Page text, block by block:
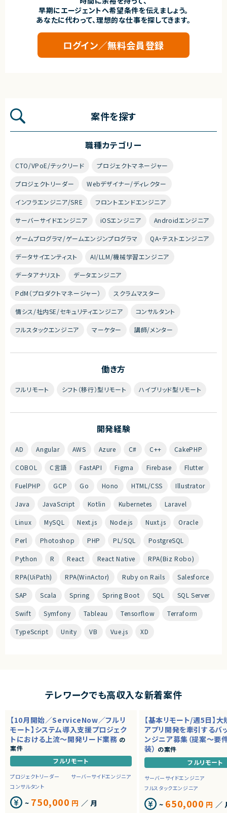
早期にエージェントへ希望条件を伝えましょう。
あなたに代わって、理想的な仕事を探してきます。
ログイン／無料会員登録
案件を探す
職種カテゴリー
CTO/VPoE/テックリード プロジェクトマネージャー
プロジェクトリーダー Webデザイナー/ディレクター
インフラエンジニア/SRE フロントエンドエンジニア
サーバーサイドエンジニア iOSエンジニア Androidエンジニア
ゲームプログラマ/ゲームエンジンプログラマ QA・テストエンジニア
データサイエンティスト AI/LLM/機械学習エンジニア
データアナリスト データエンジニア
PdM（プロダクトマネージャー） スクラムマスター
情シス/社内SE/セキュリティエンジニア コンサルタント
フルスタックエンジニア マーケター 講師/メンター
働き方
フルリモート シフト（移行）型リモート ハイブリッド型リモート
開発経験
AD Angular AWS Azure C# C++ CakePHP
COBOL C言語 FastAPI Figma Firebase Flutter
FuelPHP GCP Go Hono HTML/CSS Illustrator
Java JavaScript Kotlin Kubernetes Laravel
Linux MySQL Next.js Node.js Nuxt.js Oracle
Perl Photoshop PHP PL/SQL PostgreSQL
Python R React React Native RPA(Biz Robo)
RPA(UiPath) RPA(WinActor) Ruby on Rails Salesforce
SAP Scala Spring Spring Boot SQL SQL Server
Swift Symfony Tableau Tensorflow Terraform
TypeScript Unity VB Vue.js XD
テレワークでも高収入な新着案件
【10月開始／ServiceNow／フルリ
モート】システム導入支援プロジェク
トにおける上流～開発リード業務 の
案件
フルリモート
プロジェクトリーダー
サーバーサイドエンジニア
コンサルタント
~ 750,000 円 ／ 月
【基本リモート/週5日】
アプリ開発を牽引するバ
ンジニア募集（提案～要
装） の案件
フルリモート
サーバーサイドエンジニア
フルスタックエンジニア
~ 650,000 円 ／